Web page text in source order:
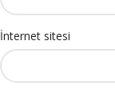
İnternet sitesi